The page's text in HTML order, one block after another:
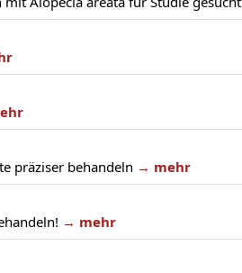
präziser behandeln → mehr
→ mehr